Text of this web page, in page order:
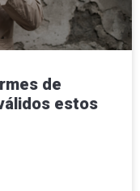
de
estos